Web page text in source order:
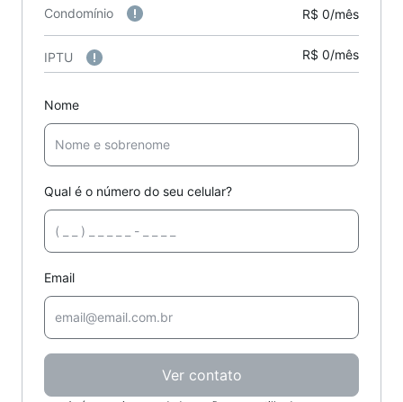
Condomínio R$ 0/mês
IPTU R$ 0/mês
Nome
Qual é o número do seu celular?
Email
Ver contato